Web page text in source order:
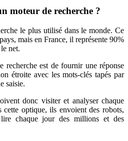
moteur de recherche ?
le plus utilisé dans le monde. Ce
mais en France, il représente 90%
net.
recherche est de fournir une réponse
étroite avec les mots-clés tapés par
saisie.
donc visiter et analyser chaque
cette optique, ils envoient des robots,
chaque jour des millions et des